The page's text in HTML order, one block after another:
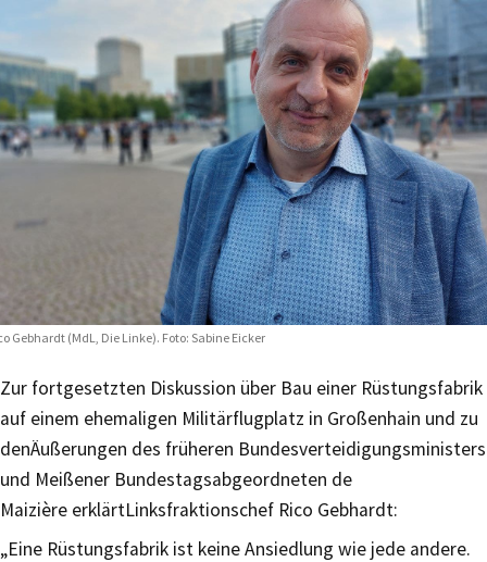
Gebhardt (MdL, Die Linke). Foto: Sabine Eicker
Zur fortgesetzten Diskussion über Bau einer Rüstungsfabrik
auf einem ehemaligen Militärflugplatz in Großenhain und zu
denÄußerungen des früheren Bundesverteidigungsministers
und Meißener Bundestagsabgeordneten de
Maizière erklärtLinksfraktionschef Rico Gebhardt:
„Eine Rüstungsfabrik ist keine Ansiedlung wie jede andere.